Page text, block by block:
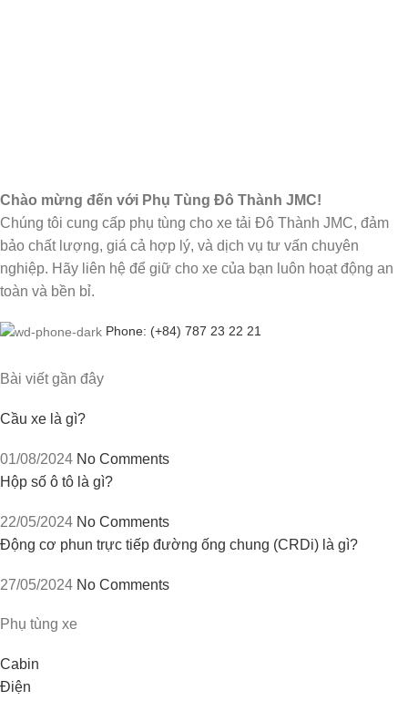
Chào mừng đến với Phụ Tùng Đô Thành JMC!
Chúng tôi cung cấp phụ tùng cho xe tải Đô Thành JMC, đảm
bảo chất lượng, giá cả hợp lý, và dịch vụ tư vấn chuyên
nghiệp. Hãy liên hệ để giữ cho xe của bạn luôn hoạt động an
toàn và bền bỉ.
Phone: (+84) 787 23 22 21
Bài viết gần đây
Cầu xe là gì?
01/08/2024 No Comments
Hộp số ô tô là gì?
22/05/2024 No Comments
Động cơ phun trực tiếp đường ống chung (CRDi) là gì?
27/05/2024 No Comments
Phụ tùng xe
Cabin
Điện